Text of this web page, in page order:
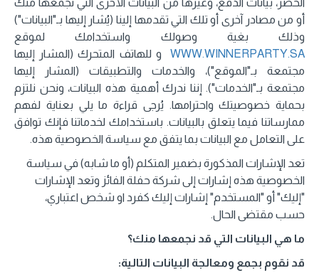
الحصر، بيانات الدفع، وغيرها من البيانات الأخرى التي نجمعها منك
أو من مصادر آخرى أو تلك التي تقدمها إلينا (يُشار إليها بـ"البيانات")
وذلك بغية وصولك واستخدامك لموقع
WWW.WINNERPARTY.SA و للهاتف المتحرك (المشار إليها
مجتمعة بـ"الموقع")، والخدمات والتطبيقات (المشار إليها
مجتمعة بـ"الخدمات"). إننا ندرك أهمية هذه البيانات، ونحن نلتزم
بحماية خصوصيتك واحترامها. يُرجى قراءة ما يلي بعناية لفهم
ممارساتنا فيما يتعلق بالبيانات. باستخدامك لخدماتنا فإنك توافق
على التعامل مع البيانات بما يتفق مع سياسة الخصوصية هذه.
تعد الإشارات المذكورة بضمير المتكلم (أو ما شابه) في سياسة
الخصوصية هذه إشارات إلى شركة حفلة الفائز وتعد الإشارات
"إليك" أو "المستخدم" إشارات إليك كفرد او شخص اعتباري،
حسب مقتضى الحال.
ما هي البيانات التي قد نجمعها منك؟
قد نقوم بجمع ومعالجة البيانات التالية: